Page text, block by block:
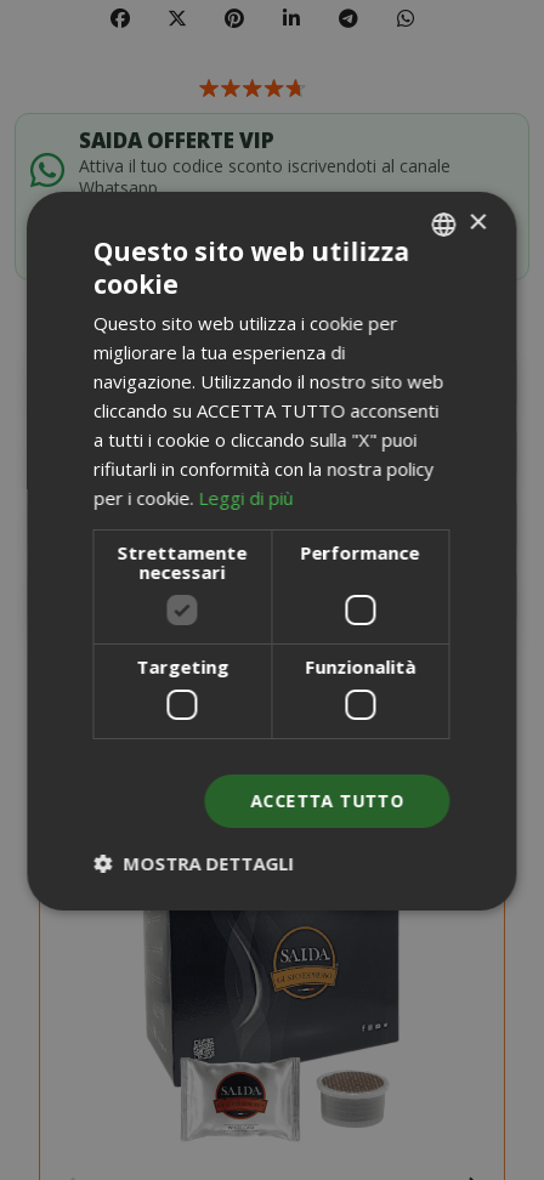
SAIDA OFFERTE VIP
Attiva il tuo codice sconto iscrivendoti al canale
Whatsapp
ISCRIVITI ORA
DESCRIZIONE PRODOTTO
INFORMAZIONI PRODOTTO
SCHEDA INFORMATIVA
POTREBBE INTERESSARTI ANCHE...
×
Questo sito web utilizza
cookie
Questo sito web utilizza i cookie per
migliorare la tua esperienza di
navigazione. Utilizzando il nostro sito web
cliccando su ACCETTA TUTTO acconsenti
a tutti i cookie o cliccando sulla "X" puoi
rifiutarli in conformità con la nostra policy
per i cookie. Leggi di più
Strettamente
necessari
Performance
Targeting Funzionalità
ACCETTA TUTTO
MOSTRA DETTAGLI
Strettamente necessari
Performance
Funzionalità
I cookie strettamente necessari
consentono le funzionalità principali del
sito web come l'accesso dell'utente e la
gestione dell'account. Il sito web non può
essere utilizzato correttamente senza i